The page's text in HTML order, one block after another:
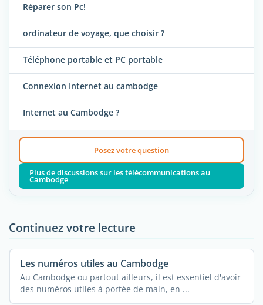
Réparer son Pc!
ordinateur de voyage, que choisir ?
Téléphone portable et PC portable
Connexion Internet au cambodge
Internet au Cambodge ?
Posez votre question
Plus de discussions sur les télécommunications au
Cambodge
Continuez votre lecture
Les numéros utiles au Cambodge
Au Cambodge ou partout ailleurs, il est essentiel d'avoir
des numéros utiles à portée de main, en ...